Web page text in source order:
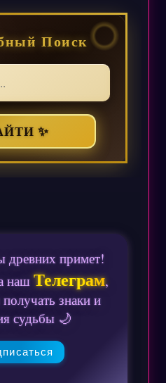
Поиск
✨
древних примет!
нашТелеграм,
знаки и
судьбы 🌙